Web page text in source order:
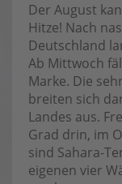
Der August
Hitze! Nach
Deutschland
Ab Mittwoch
Marke. Die
breiten sich
Landes aus.
Grad drin, im
sind Sahara-
eigenen vier